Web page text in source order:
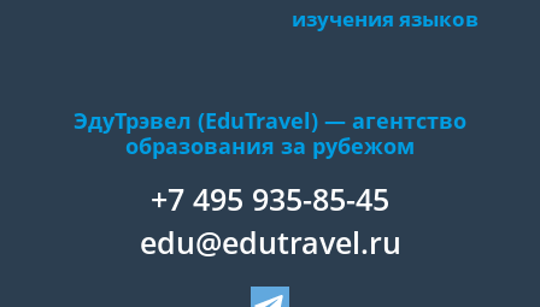
изучения языков
ЭдуТрэвел (EduTravel) — агентство
образования за рубежом
+7 495 935-85-45
edu@edutravel.ru